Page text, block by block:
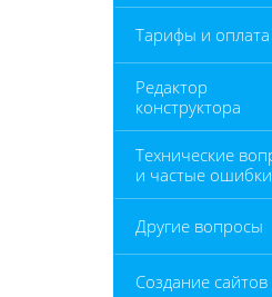
Тарифы и оплата
Редактор
конструктора
Технические
и частые ошибки
Другие вопросы
Создание сайтов